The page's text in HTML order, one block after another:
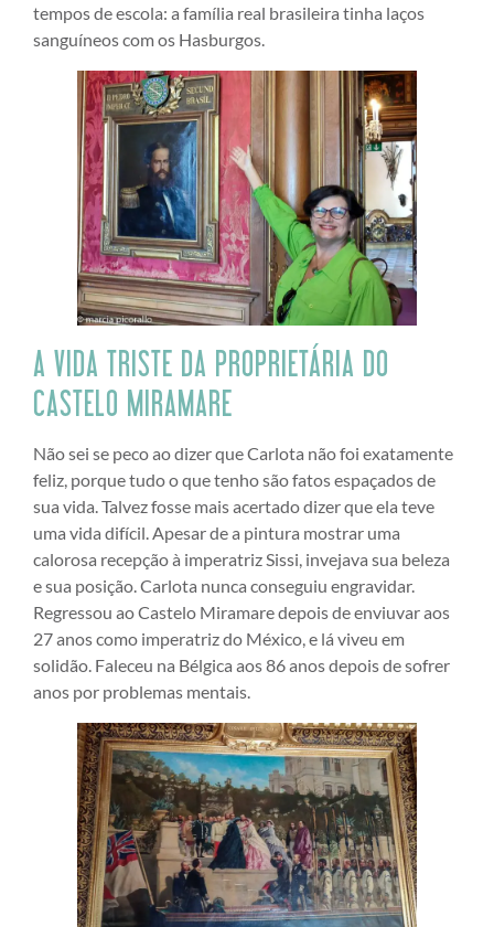
tempos de escola: a família real brasileira tinha laços
sanguíneos com os Hasburgos.
A VIDA TRISTE DA PROPRIETÁRIA DO
CASTELO MIRAMARE
Não sei se peco ao dizer que Carlota não foi exatamente
feliz, porque tudo o que tenho são fatos espaçados de
sua vida. Talvez fosse mais acertado dizer que ela teve
uma vida difícil. Apesar de a pintura mostrar uma
calorosa recepção à imperatriz Sissi, invejava sua beleza
e sua posição. Carlota nunca conseguiu engravidar.
Regressou ao Castelo Miramare depois de enviuvar aos
27 anos como imperatriz do México, e lá viveu em
solidão. Faleceu na Bélgica aos 86 anos depois de sofrer
anos por problemas mentais.